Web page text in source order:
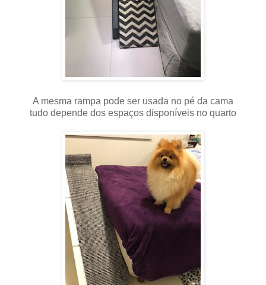
A mesma rampa pode ser usada no pé da cama
tudo depende dos espaços disponíveis no quarto